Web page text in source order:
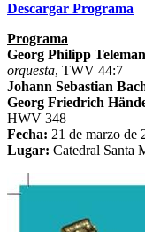
Descargar Programa
Programa
Georg Philipp
orquesta, TWV 44:7
Johann Sebastian
Georg Friedrich
HWV 348
Fecha: 21 de marzo de
Lugar: Catedral Santa